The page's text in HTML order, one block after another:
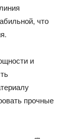
что
и
прочные